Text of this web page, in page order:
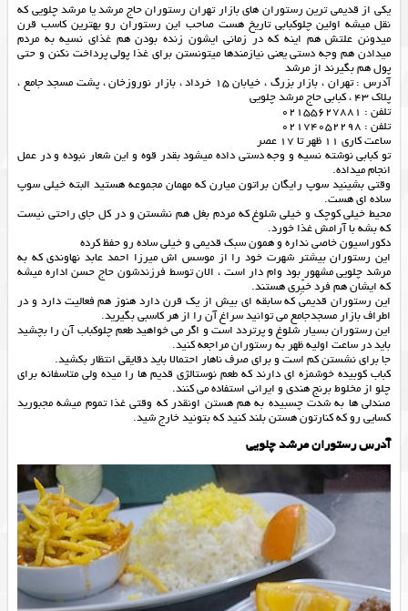
یکی از قدیمی ترین رستوران های بازار تهران رستوران حاج مرشد یا مرشد چلویی که
نقل میشه اولین چلوکبابی تاریخ هست صاحب این رستوران رو بهترین کاسب قرن
میدونن علتش هم اینه که در زمانی ایشون زنده بودن هم غذای نسیه به مردم
میدادن هم وجه دستی یعنی نیازمندها میتونستن برای غذا پولی پرداخت نکنن و حتی
پول هم بگیرند از مرشد
آدرس : تهران ، بازار بزرگ ، خيابان ١٥ خرداد ، بازار نوروزخان ، پشت مسجد جامع ،
پلاك ٤٣ ، کبابی حاج مرشد چلویی
تلفن : 02155627881
تلفن : 02174052298
ساعت کاری 11 ظهر تا 17 عصر
تو کبابی نوشته نسیه و وجه دستی داده میشود بقدر قوه و این شعار نبوده و در عمل
انجام میداده.
وقتی بشینید سوپ رایگان براتون میارن که مهمان مجموعه هستید البته خیلی سوپ
ساده ای هست.
محیط خیلی کوچک و خیلی شلوغ که مردم بغل هم نشستن و در کل جای راحتی نیست
که بشه با آرامش غذا خورد.
دکوراسیون خاصی نداره و همون سبک قدیمی و خیلی ساده رو حفظ کرده
این رستوران بیشتر شهرت خود را از موسس اش میرزا احمد عابد نهاوندی که به
مرشد چلویی مشهور بود وام دار است ، الان توسط فرزندشون حاج حسن اداره میشه
که ایشان هم فرد خیِّری هستند.
این رستوران قدیمی که سابقه ای بیش از یک قرن دارد هنوز هم فعالیت دارد و در
اطراف بازار مسجدجامع می توانید سراغ آن را از هر کاسبی بگیرید.
این رستوران بسیار شلوغ و پرتردد است و اگر می خواهید طعم چلوکباب آن را بچشید
باید در ساعت اولیه ظهر به رستوران مراجعه کنید.
جا برای نشستن کم است و برای صرف ناهار احتمالا باید دقایقی انتظار بکشید.
کباب کوبیده خوشمزه ای دارند که طعم نوستالژی قدیم ها را میده ولی متاسفانه برای
چلو از مخلوط برنج هندی و ایرانی استفاده می کنند.
صندلی ها به شدت چسبیده به هم هستن اونقدر که وقتی غذا تموم میشه مجبورید
کسایی رو که کنارتون هستن بلند کنید که بتونید خارج شید.
آدرس رستوران مرشد چلویی